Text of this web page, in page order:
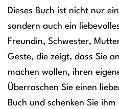
Dieses Buch ist nicht nur
sondern auch ein
Freundin, Schwester,
Geste, die zeigt, dass Sie
machen wollen, ihren
Überraschen Sie einen
Buch und schenken Sie